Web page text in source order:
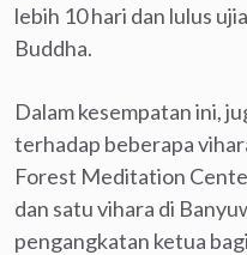
lebih 10 hari dan lulus
Buddha.
Dalam kesempatan ini,
terhadap beberapa
Forest Meditation
dan satu vihara di
pengangkatan ketua